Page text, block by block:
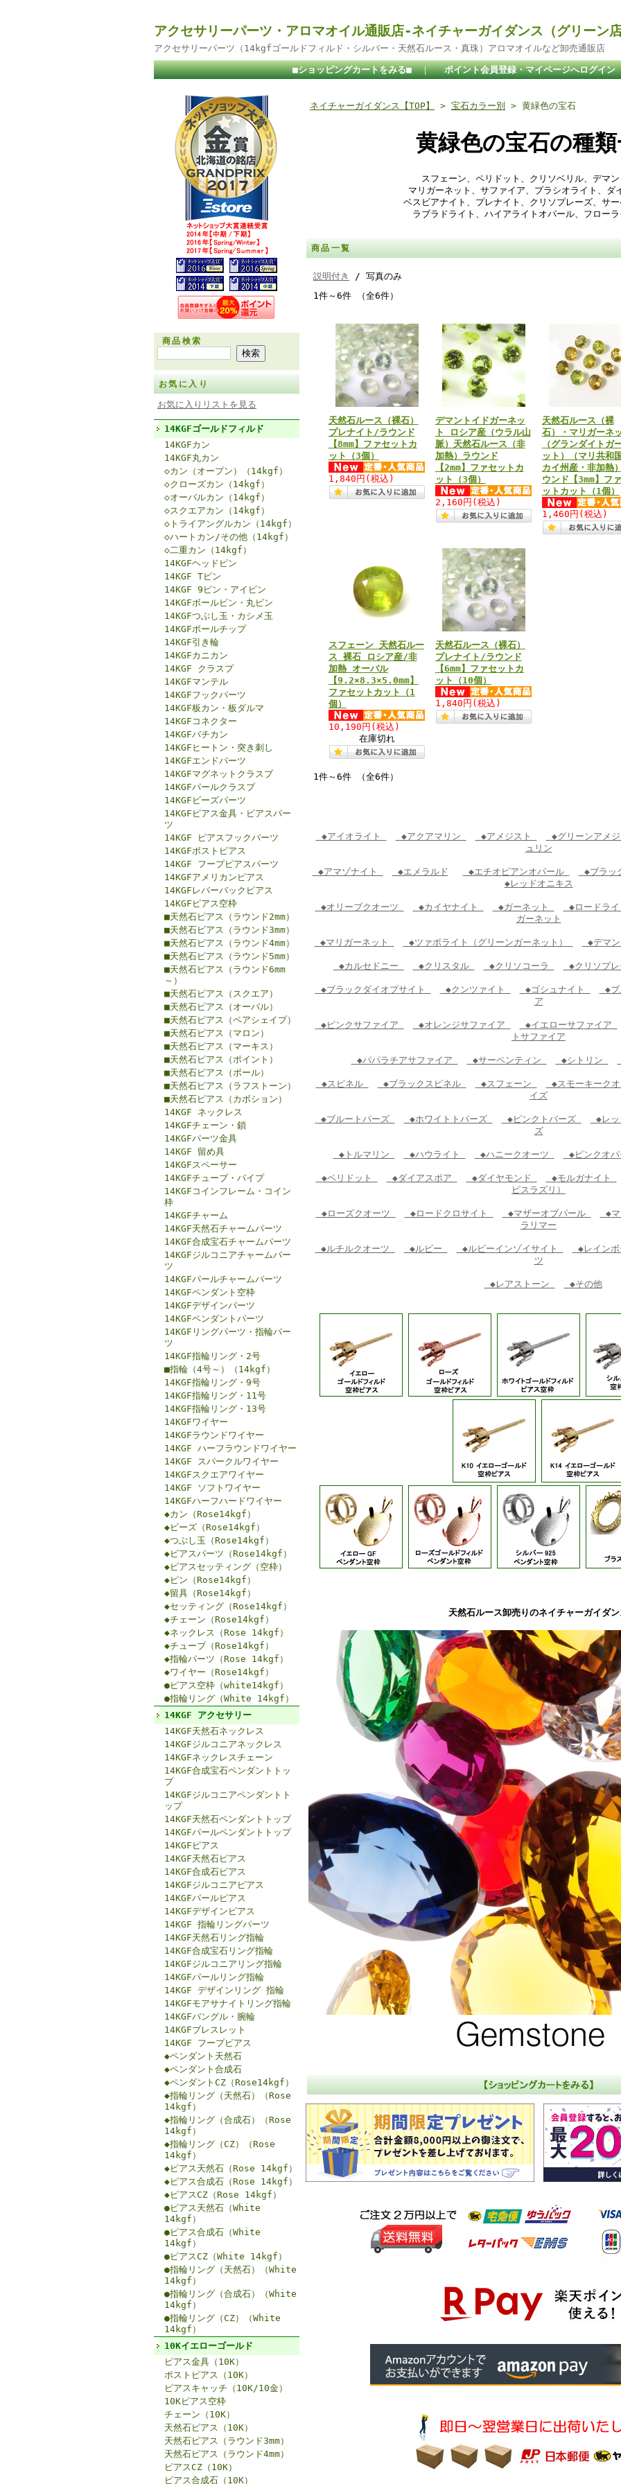
アクセサリーパーツ・アロマオイル通販店-ネイチャーガイダンス（グリーン
アクセサリーパーツ（14kgfゴールドフィルド・シルバー・天然石ルース・真珠）アロマオイルなど卸売通販店
■ショッピングカートをみる■ ｜ ポイント会員登録・マイページへログイン
商品検索
お気に入り
お気に入りリストを見る
14KGFゴールドフィルド
14KGFカン
14KGF丸カン
◇カン（オープン）（14kgf）
◇クローズカン（14kgf）
◇オーバルカン（14kgf）
◇スクエアカン（14kgf）
◇トライアングルカン（14kgf）
◇ハートカン/その他（14kgf）
◇二重カン（14kgf）
14KGFヘッドピン
14KGF Tピン
14KGF 9ピン・アイピン
14KGFボールピン・丸ピン
14KGFつぶし玉・カシメ玉
14KGFボールチップ
14KGF引き輪
14KGFカニカン
14KGF クラスプ
14KGFマンテル
14KGFフックパーツ
14KGF板カン・板ダルマ
14KGFコネクター
14KGFバチカン
14KGFヒートン・突き刺し
14KGFエンドパーツ
14KGFマグネットクラスプ
14KGFパールクラスプ
14KGFビーズパーツ
14KGFピアス金具・ピアスパー
ツ
14KGF ピアスフックパーツ
14KGFポストピアス
14KGF フープピアスパーツ
14KGFアメリカンピアス
14KGFレバーバックピアス
14KGFピアス空枠
■天然石ピアス（ラウンド2mm）
■天然石ピアス（ラウンド3mm）
■天然石ピアス（ラウンド4mm）
■天然石ピアス（ラウンド5mm）
■天然石ピアス（ラウンド6mm
～）
■天然石ピアス（スクエア）
■天然石ピアス（オーバル）
■天然石ピアス（ペアシェイプ）
■天然石ピアス（マロン）
■天然石ピアス（マーキス）
■天然石ピアス（ポイント）
■天然石ピアス（ボール）
■天然石ピアス（ラフストーン）
■天然石ピアス（カボション）
14KGF ネックレス
14KGFチェーン・鎖
14KGFパーツ金具
14KGF 留め具
14KGFスペーサー
14KGFチューブ・パイプ
14KGFコインフレーム・コイン
枠
14KGFチャーム
14KGF天然石チャームパーツ
14KGF合成宝石チャームパーツ
14KGFジルコニアチャームパー
ツ
14KGFパールチャームパーツ
14KGFペンダント空枠
14KGFデザインパーツ
14KGFペンダントパーツ
14KGFリングパーツ・指輪パー
ツ
14KGF指輪リング・2号
■指輪（4号～）（14kgf）
14KGF指輪リング・9号
14KGF指輪リング・11号
14KGF指輪リング・13号
14KGFワイヤー
14KGFラウンドワイヤー
14KGF ハーフラウンドワイヤー
14KGF スパークルワイヤー
14KGFスクエアワイヤー
14KGF ソフトワイヤー
14KGFハーフハードワイヤー
◆カン（Rose14kgf）
◆ビーズ（Rose14kgf）
◆つぶし玉（Rose14kgf）
◆ピアスパーツ（Rose14kgf）
◆ピアスセッティング（空枠）
◆ピン（Rose14kgf）
◆留具（Rose14kgf）
◆セッティング（Rose14kgf）
◆チェーン（Rose14kgf）
◆ネックレス（Rose 14kgf）
◆チューブ（Rose14kgf）
◆指輪パーツ（Rose 14kgf）
◆ワイヤー（Rose14kgf）
●ピアス空枠（white14kgf）
●指輪リング（White 14kgf）
14KGF アクセサリー
14KGF天然石ネックレス
14KGFジルコニアネックレス
14KGFネックレスチェーン
14KGF合成宝石ペンダントトッ
プ
14KGFジルコニアペンダントト
ップ
14KGF天然石ペンダントトップ
14KGFパールペンダントトップ
14KGFピアス
14KGF天然石ピアス
14KGF合成石ピアス
14KGFジルコニアピアス
14KGFパールピアス
14KGFデザインピアス
14KGF 指輪リングパーツ
14KGF天然石リング指輪
14KGF合成宝石リング指輪
14KGFジルコニアリング指輪
14KGFパールリング指輪
14KGF デザインリング 指輪
14KGFモアサナイトリング指輪
14KGFバングル・腕輪
14KGFブレスレット
14KGF フープピアス
◆ペンダント天然石
◆ペンダント合成石
◆ペンダントCZ（Rose14kgf）
◆指輪リング（天然石）（Rose
14kgf）
◆指輪リング（合成石）（Rose
14kgf）
◆指輪リング（CZ）（Rose
14kgf）
◆ピアス天然石（Rose 14kgf）
◆ピアス合成石（Rose 14kgf）
◆ピアスCZ（Rose 14kgf）
●ピアス天然石（White
14kgf）
●ピアス合成石（White
14kgf）
●ピアスCZ（White 14kgf）
●指輪リング（天然石）（White
14kgf）
●指輪リング（合成石）（White
14kgf）
●指輪リング（CZ）（White
14kgf）
10Kイエローゴールド
ピアス金具（10K）
ポストピアス（10K）
ピアスキャッチ（10K/10金）
10Kピアス空枠
チェーン（10K）
天然石ピアス（10K）
天然石ピアス（ラウンド3mm）
天然石ピアス（ラウンド4mm）
ピアスCZ（10K）
ピアス合成石（10K）
ネイチャーガイダンス【TOP】 > 宝石カラー別 > 黄緑色の宝石
黄緑色の宝石の種
スフェーン、ペリドット、クリソベリル、デマ
マリガーネット、サファイア、プラシオライト、ダ
ベスビアナイト、プレナイト、クリソプレーズ、サ
ラブラドライト、ハイアライトオパール、フロー
商品一覧
説明付き
/ 写真のみ
1件～6件 （全6件）
天然石ルース（裸石）
プレナイト/ラウンド
【8mm】ファセットカ
ット（3個）
1,840円 (税込)
デマントイドガーネッ
ト ロシア産（ウラル山
脈）天然石ルース（非
加熱）ラウンド
【2mm】ファセットカ
ット（3個）
2,160円 (税込)
天然石ルース（裸
石）・マリガーネ
（グランダイトガ
ット）（マリ共和
カイ州産・非加熱
ウンド【3mm】フ
ットカット（1個）
1,460円 (税込)
スフェーン 天然石ルー
ス 裸石 ロシア産/非
加熱 オーバル
【9.2×8.3×5.0mm】
ファセットカット（1
個）
10,190円 (税込)
在庫切れ
天然石ルース（裸石）
プレナイト/ラウンド
【6mm】ファセットカ
ット（10個）
1,840円 (税込)
1件～6件 （全6件）
◆アイオライト ◆アクアマリン ◆アメジスト
◆グリーンアメ
ュリン
◆アマゾナイト ◆エメラルド ◆エチオピアンオパール
◆ブラッ
◆レッドオニキス
◆オリーブクオーツ ◆カイヤナイト ◆ガーネット
◆ロードラ
ガーネット
◆マリガーネット ◆ツァボライト（グリーンガーネット） ◆デマ
◆カルセドニー ◆クリスタル ◆クリソコーラ ◆クリソプ
◆ブラックダイオプサイト ◆クンツァイト ◆ゴシュナイト
◆
ア
◆ピンクサファイア ◆オレンジサファイア
◆イエローサファイア
トサファイア
◆パパラチアサファイア ◆サーペンティン ◆シトリン
◆スピネル ◆ブラックスピネル ◆スフェーン
◆スモーキーク
イズ
◆ブルートパーズ ◆ホワイトトパーズ ◆ピンクトパーズ
◆レ
ズ
◆トルマリン ◆ハウライト ◆ハニークオーツ ◆ピンクオ
◆ペリドット ◆ダイアスポア ◆ダイヤモンド
◆モルガナイト
ピスラズリ）
◆ローズクオーツ ◆ロードクロサイト ◆マザーオブパール
◆
ラリマー
◆ルチルクオーツ ◆ルビー ◆ルビーインゾイサイト
◆レイン
ツ
◆レアストーン ◆その他
天然石ルース卸売りのネイチャーガイダ